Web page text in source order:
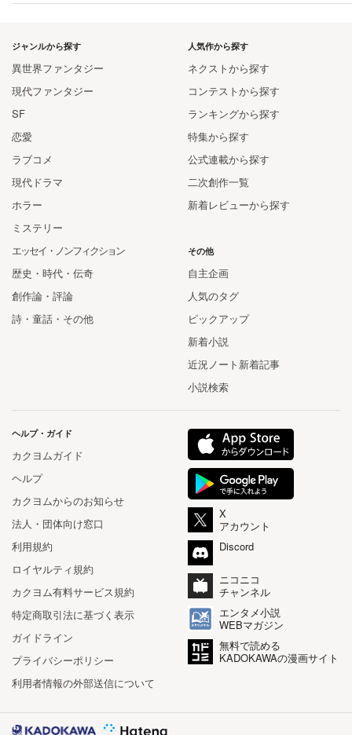
人気作から探す
ネクストから探す
コンテストから探す
ランキングから探す
特集から探す
公式連載から探す
二次創作一覧
新着レビューから探す
ジャンルから探す
異世界ファンタジー
現代ファンタジー
SF
恋愛
ラブコメ
現代ドラマ
ホラー
ミステリー
エッセイ・ノンフィクション
歴史・時代・伝奇
創作論・評論
詩・童話・その他
その他
自主企画
人気のタグ
ピックアップ
新着小説
近況ノート新着記事
小説検索
ヘルプ・ガイド
カクヨムガイド
ヘルプ
カクヨムからのお知らせ
法人・団体向け窓口
利用規約
ロイヤルティ規約
カクヨム有料サービス規約
特定商取引法に基づく表示
ガイドライン
プライバシーポリシー
利用者情報の外部送信について
X
アカウント
Discord
ニコニコ
チャンネル
エンタメ小説
WEBマガジン
無料で読める
KADOKAWAの漫画サイト